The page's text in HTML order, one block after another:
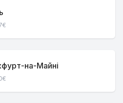
на-Майні